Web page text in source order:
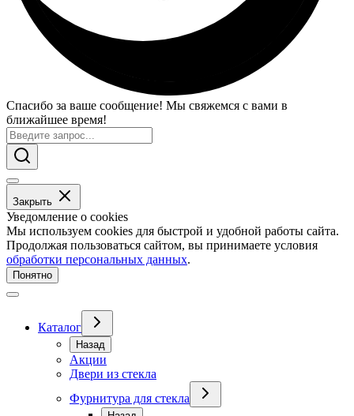
Спасибо за ваше сообщение! Мы свяжемся с вами в
ближайшее время!
Закрыть
Уведомление о cookies
Мы используем cookies для быстрой и удобной работы сайта.
Продолжая пользоваться сайтом, вы принимаете условия
обработки персональных данных.
Понятно
Каталог
Назад
Акции
Двери из стекла
Фурнитура для стекла